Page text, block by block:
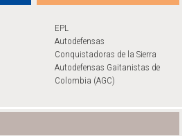
EPL
Autodefensas
Conquistadoras de la Sierra
Autodefensas Gaitanistas de
Colombia (AGC)